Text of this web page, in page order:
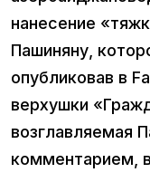
нанесение
Пашиняну,
опубликовав в
верхушки
возглавляемая
комментарием,